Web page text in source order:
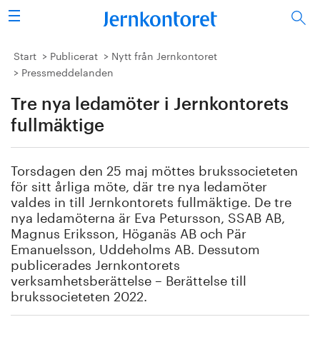
Sök
Stålindustrin
Forskning/utbildning
Energi/miljö
Vi tycker
Publicerat
Bildbank
Om oss
Start Publicerat
Nytt från Jernkontoret
Pressmeddelanden
Tre nya ledamöter i Jernkontorets
fullmäktige
Torsdagen den 25 maj möttes brukssocieteten
för sitt årliga möte, där tre nya ledamöter
valdes in till Jernkontorets fullmäktige. De tre
nya ledamöterna är Eva Petursson, SSAB AB,
Magnus Eriksson, Höganäs AB och Pär
Emanuelsson, Uddeholms AB. Dessutom
publicerades Jernkontorets
verksamhetsberättelse – Berättelse till
brukssocieteten 2022.